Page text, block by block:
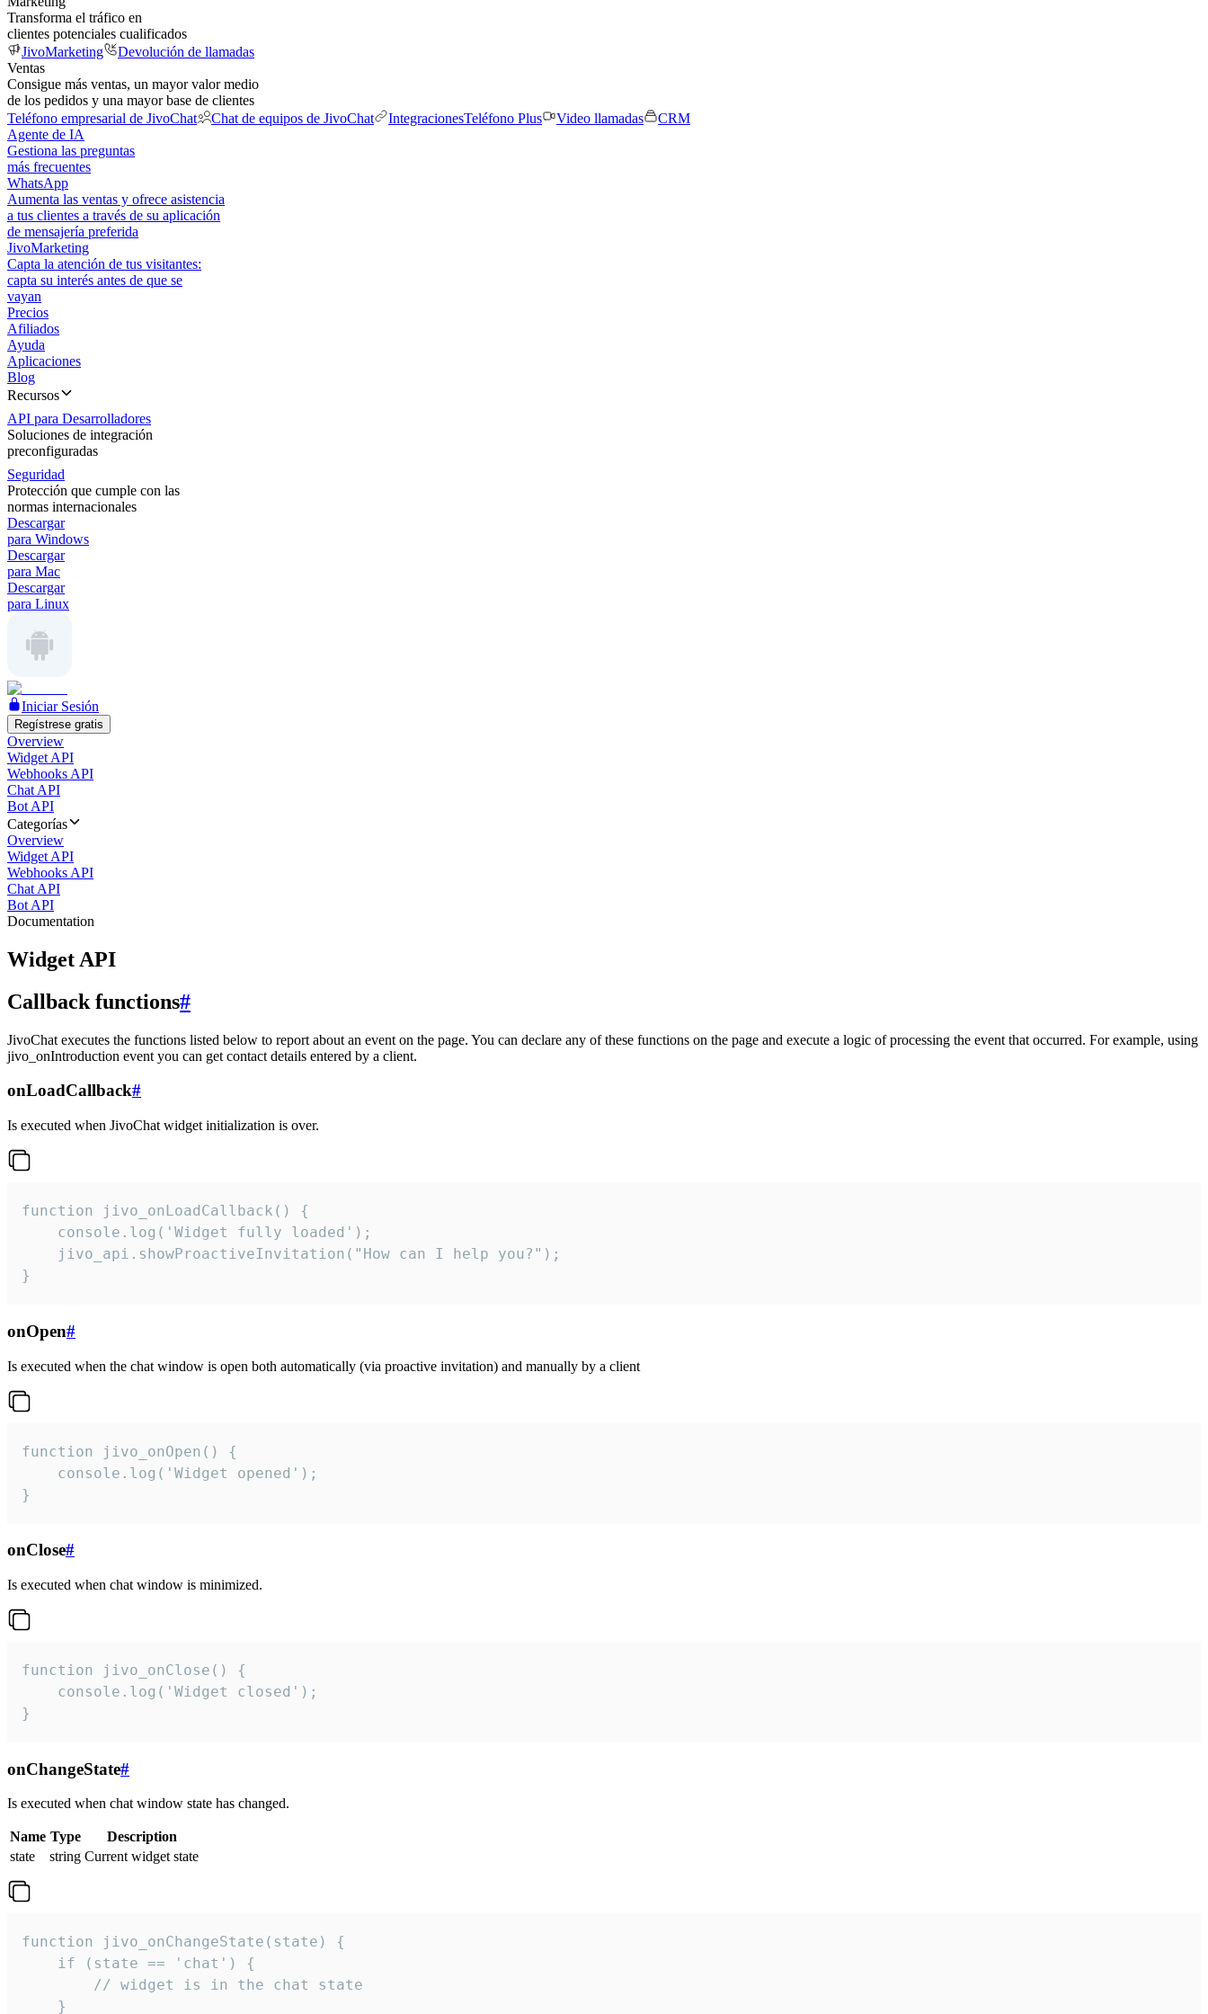
Transforma el tráfico en
clientes potenciales cualificados
JivoMarketing
Devolución de llamadas
Ventas
Consigue más ventas, un mayor valor medio
de los pedidos y una mayor base de clientes
Teléfono empresarial de JivoChat
Chat de equipos de JivoChat IntegracionesTeléfono Plus Video llamadas
CRM
Agente de IA
Gestiona las preguntas
más frecuentes
WhatsApp
Aumenta las ventas y ofrece asistencia
a tus clientes a través de su aplicación
de mensajería preferida
JivoMarketing
Capta la atención de tus visitantes:
capta su interés antes de que se
vayan
Precios
Afiliados
Ayuda
Aplicaciones
Blog
Recursos
API para Desarrolladores
Soluciones de integración
preconfiguradas
Seguridad
Protección que cumple con las
normas internacionales
Descargar
para Windows
Descargar
para Mac
Descargar
para Linux
Iniciar Sesión
Regístrese gratis
Overview
Widget API
Webhooks API
Chat API
Bot API
Categorías
Overview
Widget API
Webhooks API
Chat API
Bot API
Documentation
Widget API
Callback functions#
JivoChat executes the functions listed below to report about an event on the page. You can declare any of these functions on the page and execute a logic of processing the event that occurred. For example, using
jivo_onIntroduction event you can get contact details entered by a client.
onLoadCallback#
Is executed when JivoChat widget initialization is over.
function jivo_onLoadCallback() {
    console.log('Widget fully loaded');
    jivo_api.showProactiveInvitation("How can I help you?");
}
onOpen#
Is executed when the chat window is open both automatically (via proactive invitation) and manually by a client
function jivo_onOpen() {
    console.log('Widget opened');
}
onClose#
Is executed when chat window is minimized.
function jivo_onClose() {
    console.log('Widget closed');
}
onChangeState#
Is executed when chat window state has changed.
Name Type
Description
state
string Current widget state
function jivo_onChangeState(state) {
    if (state == 'chat') {
        // widget is in the chat state
    }